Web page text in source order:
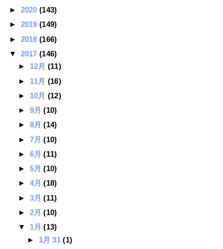
► 2020(143)
► 2019(149)
► 2018(166)
▼ 2017(146)
► 12月 (11)
► 11月 (16)
► 10月 (12)
► 9月(10)
► 8月(14)
► 7月(10)
► 6月(11)
► 5月(10)
► 4月(18)
► 3月(11)
► 2月(10)
▼ 1月(13)
► 1月 31(1)